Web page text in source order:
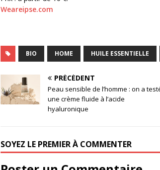
Weareipse.com
BIO HOME HUILE ESSENTIELLE
PRÉCÉDENT
Peau sensible de l’homme : on a
une crème fluide à l’acide
hyaluronique
SOYEZ LE PREMIER À COMMENTER